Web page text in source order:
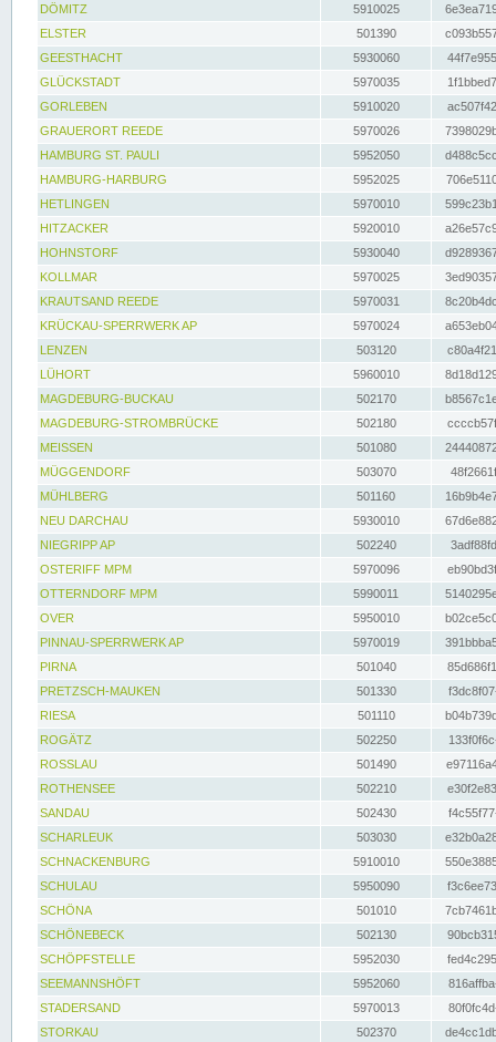
DÖMITZ
5910025
ELSTER
501390
GEESTHACHT
5930060
GLÜCKSTADT
5970035
GORLEBEN
5910020
GRAUERORT REEDE
5970026
HAMBURG ST. PAULI
5952050
HAMBURG-HARBURG
5952025
HETLINGEN
5970010
HITZACKER
5920010
HOHNSTORF
5930040
KOLLMAR
5970025
KRAUTSAND REEDE
5970031
KRÜCKAU-SPERRWERK AP
5970024
LENZEN
503120
LÜHORT
5960010
MAGDEBURG-BUCKAU
502170
MAGDEBURG-STROMBRÜCKE
502180
MEISSEN
501080
MÜGGENDORF
503070
MÜHLBERG
501160
NEU DARCHAU
5930010
NIEGRIPP AP
502240
OSTERIFF MPM
5970096
OTTERNDORF MPM
5990011
OVER
5950010
PINNAU-SPERRWERK AP
5970019
PIRNA
501040
PRETZSCH-MAUKEN
501330
RIESA
501110
ROGÄTZ
502250
ROSSLAU
501490
ROTHENSEE
502210
SANDAU
502430
SCHARLEUK
503030
SCHNACKENBURG
5910010
SCHULAU
5950090
SCHÖNA
501010
SCHÖNEBECK
502130
SCHÖPFSTELLE
5952030
SEEMANNSHÖFT
5952060
STADERSAND
5970013
STORKAU
502370